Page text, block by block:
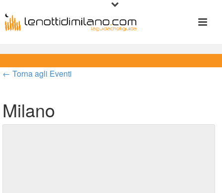
← Torna agli Eventi
Milano